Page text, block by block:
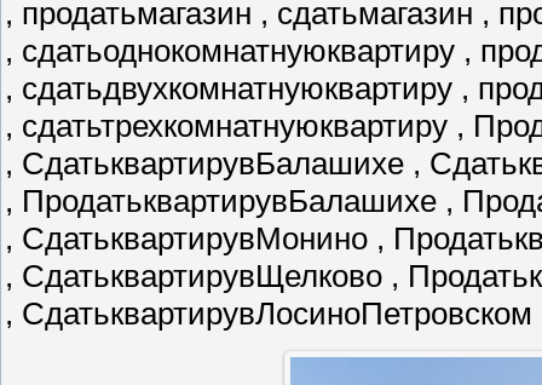
, продатьмагазин , сдатьмагазин ,
, сдатьоднокомнатнуюквартиру ,
, сдатьдвухкомнатнуюквартиру ,
, сдатьтрехкомнатнуюквартиру ,
, СдатьквартирувБалашихе ,
, ПродатьквартирувБалашихе ,
, СдатьквартирувМонино ,
, СдатьквартирувЩелково ,
, СдатьквартирувЛосиноПетровском